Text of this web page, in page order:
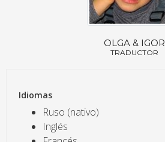
OLGA & IGOR
TRADUCTOR
Idiomas
Ruso (nativo)
Inglés